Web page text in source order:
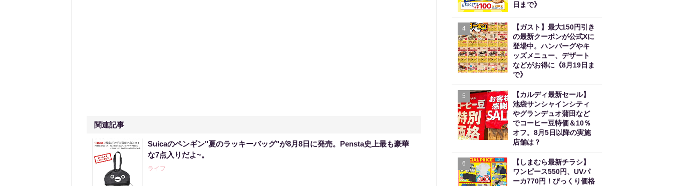
関連記事
Suicaのペンギン"夏のラッキーバッグ"が8月8日に発売。Pensta史上最も豪華
な7点入りだよ~。
ライフ
日まで》
4
【ガスト】最大150円引き
の最新クーポンが公式Xに
登場中。ハンバーグやキ
ッズメニュー、デザート
などがお得に《8月19日ま
で》
5
【カルディ最新セール】
池袋サンシャインシティ
やグランデュオ蒲田など
でコーヒー豆特価＆10％
オフ。8月5日以降の実施
店舗は？
6
【しまむら最新チラシ】
ワンピース550円、UVパ
ーカ770円！びっくり価格